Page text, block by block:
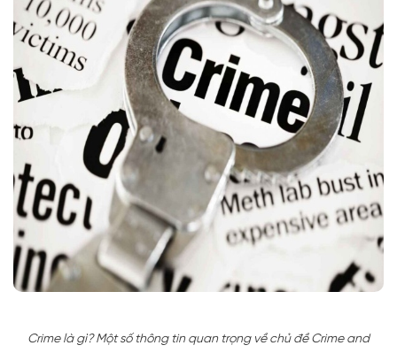
Crime là gì? Một số thông tin quan trọng về chủ đề Crime and